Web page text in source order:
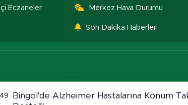
Eczaneler Merkez Hava Durumu
Son Dakika Haberleri
Bingöl'de Alzheimer Hastalarına Konum